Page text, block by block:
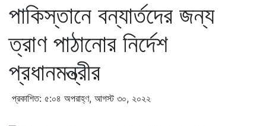
পাকিস্তানে বন্যার্তদের জন্য
ত্রাণ পাঠানোর নির্দেশ
প্রধানমন্ত্রীর
প্রকাশিত: ৫:০৪ অপরাহ্ণ, আগস্ট ৩০, ২০২২